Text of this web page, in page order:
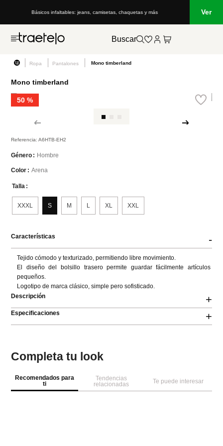
Básicos infaltables: jeans, camisetas, chaquetas y más Ver
Buscar
Ropa Pantalones Mono timberland
Mono timberland
50 %
Referencia:A6HTB-EH2
Género Hombre
Color Arena
Talla
L
M
S XL XXL
XXXL
Características -
Tejido cómodo y texturizado, permitiendo libre movimiento.
El diseño del bolsillo trasero permite guardar fácilmente artículos
pequeños.
Logotipo de marca clásico, simple pero sofisticado.
Descripción
+
Especificaciones +
Completa tu look
Recomendados para
ti
Tendencias
relacionadas
Te puede interesar